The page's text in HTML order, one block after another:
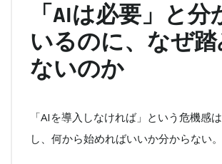
ー
「AIは必要」と分
いるのに、なぜ
ないのか
「AIを導入しなければ」という危機感
し、何から始めればいいか分からない。